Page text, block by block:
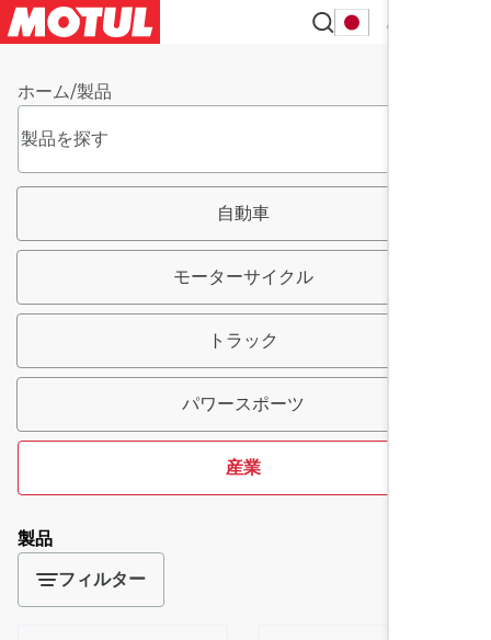
JA
ホーム/製品
自動車
モーターサイクル
トラック
パワースポーツ
産業
製品
フィルター